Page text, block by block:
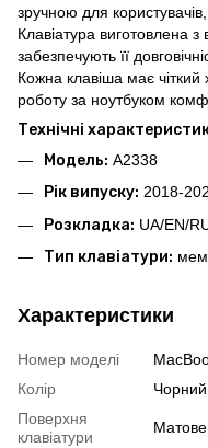
зручною для
Клавіатура виготовлена з
забезпечують її
Кожна клавіша має
роботу за ноутбуком
Технічні
Модель: A2338
Рік випуску: 2018-
Розкладка: UA/EN/
Тип клавіатури:
Характеристики
Номер моделі
Колір
Чорний
Поверхня
клавіатури
Матове